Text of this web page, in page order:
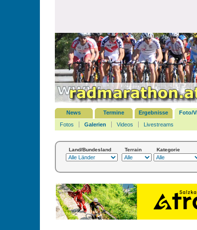
News Termine Ergebnisse Foto/
Fotos
Galerien Videos Livestreams
Land/Bundesland Terrain Kategorie